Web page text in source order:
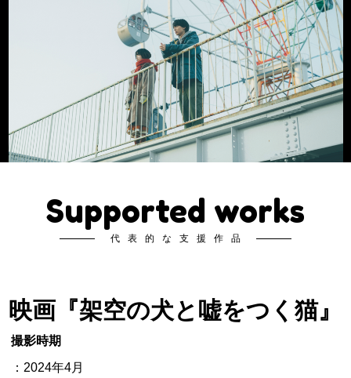
Supported works
代表的な支援作品
映画『架空の犬と嘘をつく猫』
撮影時期
：2024年4月